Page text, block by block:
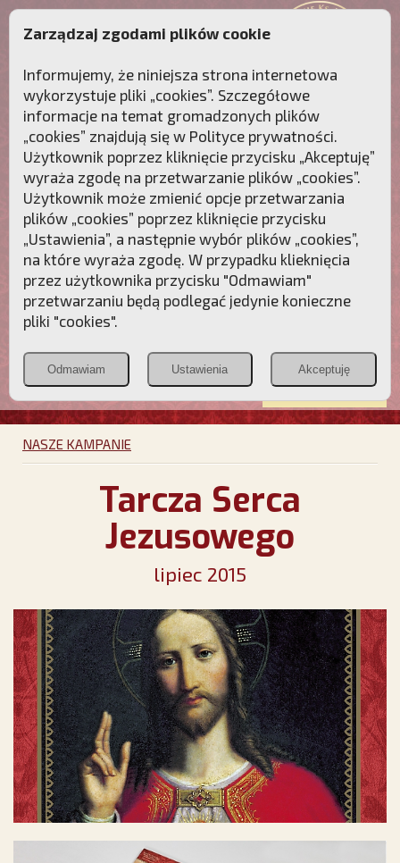
Przebudźmy sumienia Polaków!
Polonia
Christiana
PCh24.pl
Przymierze
POZNAJ APOSTOLAT FATIMY WESPRZYJ
NAS
NASZE KAMPANIE
Tarcza Serca
Jezusowego
lipiec 2015
Zarządzaj zgodami plików cookie
Informujemy, że niniejsza strona internetowa
wykorzystuje pliki „cookies”. Szczegółowe
informacje na temat gromadzonych plików
„cookies” znajdują się w Polityce prywatności.
Użytkownik poprzez kliknięcie przycisku „Akceptuję”
wyraża zgodę na przetwarzanie plików „cookies”.
Użytkownik może zmienić opcje przetwarzania
plików „cookies” poprzez kliknięcie przycisku
„Ustawienia”, a następnie wybór plików „cookies”,
na które wyraża zgodę. W przypadku klieknięcia
przez użytkownika przycisku "Odmawiam"
przetwarzaniu będą podlegać jedynie konieczne
pliki "cookies".
Odmawiam Ustawienia Akceptuję